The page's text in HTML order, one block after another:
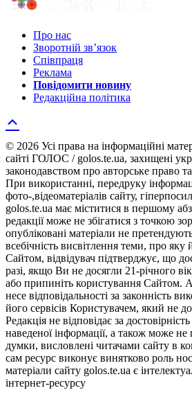
Про нас
Зворотній зв’язок
Співпраця
Реклама
Повідомити новину
Редакційна політика
© 2026 Усі права на інформаційні
сайті ГОЛОС / golos.te.ua, захищені
законодавством про авторське право
При використанні, передруку
фото-,відеоматеріалів сайту,
golos.te.ua має міститися в першому
редакції може не збігатися з точкою
опубліковані матеріали не
всебічність висвітлення теми, про
Сайтом, відвідувач підтверджує, що
разі, якщо Ви не досягли 21-річного
або припиніть користування Сайтом.
несе відповідальності за законність
його сервісів Користувачем, який не
Редакція не відповідає за
наведеної інформації, а також може не
думки, висловлені читачами сайту в
сам ресурс виконує винятково роль
матеріали сайту golos.te.ua є
інтернет-ресурсу